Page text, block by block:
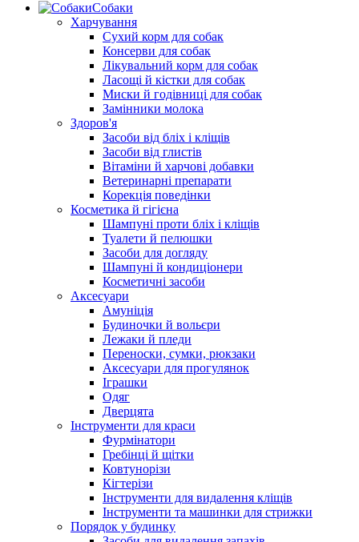
Собаки
Харчування
Сухий корм для собак
Консерви для собак
Лікувальний корм для собак
Ласощі й кістки для собак
Миски й годівниці для собак
Замінники молока
Здоров'я
Засоби від бліх і кліщів
Засоби від глистів
Вітаміни й харчові добавки
Ветеринарні препарати
Корекція поведінки
Косметика й гігієна
Шампуні проти бліх і кліщів
Туалети й пелюшки
Засоби для догляду
Шампуні й кондиціонери
Косметичні засоби
Аксесуари
Амуніція
Будиночки й вольєри
Лежаки й пледи
Переноски, сумки, рюкзаки
Аксесуари для прогулянок
Іграшки
Одяг
Дверцята
Інструменти для краси
Фурмінатори
Гребінці й щітки
Ковтунорізи
Кігтерізи
Інструменти для видалення кліщів
Інструменти та машинки для стрижки
Порядок у будинку